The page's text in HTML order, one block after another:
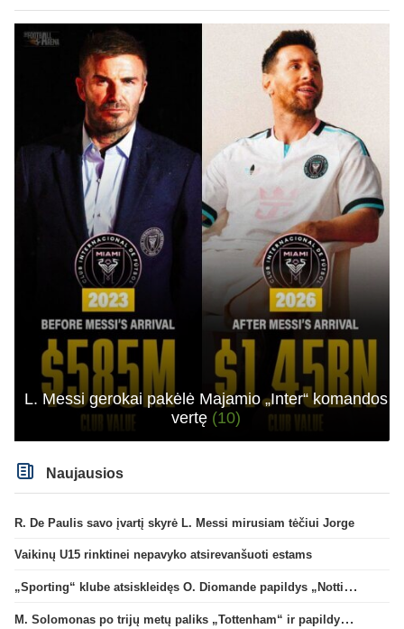
L. Messi gerokai pakėlė Majamio „Inter“ komandos
vertę (10)
Naujausios
R. De Paulis savo įvartį skyrė L. Messi mirusiam tėčiui Jorge
Vaikinų U15 rinktinei nepavyko atsirevanšuoti estams
„Sporting“ klube atsiskleidęs O. Diomande papildys „Nottingham“ gretas
M. Solomonas po trijų metų paliks „Tottenham“ ir papildys „West Ham“ klubą